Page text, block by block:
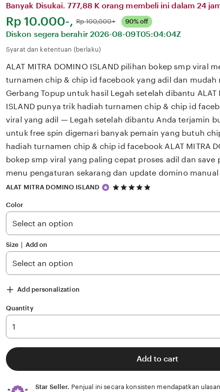
Banyak Disukai. 777,88 K orang membeli ini dalam 24
Harga:
Rp 10.000-, Normal:
Rp 100,000+ 90% off
Diskon segera berahir 2026-08-09T05:04:04Z
Syarat dan ketentuan (berlaku)
ALAT MITRA DOMINO ISLAND pilihan bokep smp viral
turnamen chip & chip id facebook yang adil dan mudah
Gerbang Topup untuk hasil Legah setelah dibantu ALAT
ISLAND punya trik hadiah turnamen chip & chip id
viral yang adil — Legah setelah dibantu Anda terjamin
untuk free spin digemari banyak pemain yang butuh
hadiah turnamen chip & chip id facebook ALAT MITRA
bokep smp viral yang paling cepat proses adil dan save
menu pengaturan sekarang dan update domino manual
ALAT MITRA DOMINO ISLAND
5
5
Color
Size ∣ Add on
Add personalization
Quantity
Add to cart
Star Seller. Penjual ini secara konsisten mendapatkan